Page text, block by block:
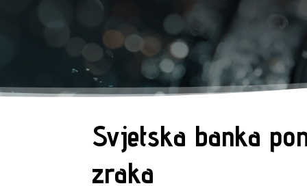
Svjetska banka
zraka